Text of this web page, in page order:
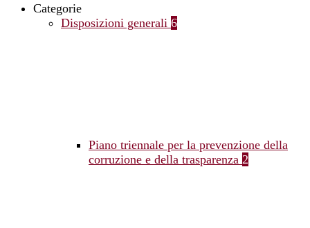
Categorie
Disposizioni generali 6
Piano triennale per la prevenzione della
corruzione e della trasparenza 2